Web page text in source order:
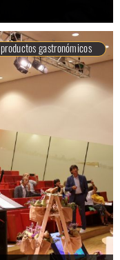
productos gastronómicos